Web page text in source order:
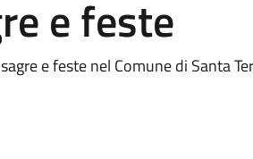
e feste
e feste nel Comune di Santa